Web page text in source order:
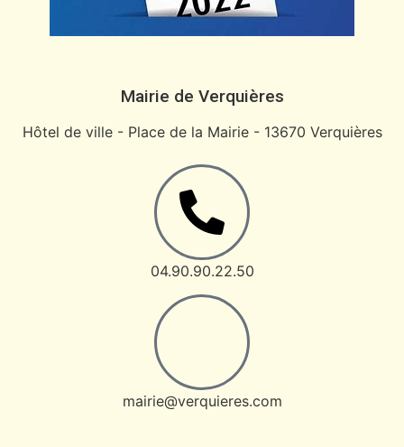
Mairie de Verquières
Hôtel de ville - Place de la Mairie - 13670 Verquières
04.90.90.22.50
mairie@verquieres.com